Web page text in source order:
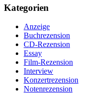
Kategorien
Anzeige
Buchrezension
CD-Rezension
Essay
Film-Rezension
Interview
Konzertrezension
Notenrezension